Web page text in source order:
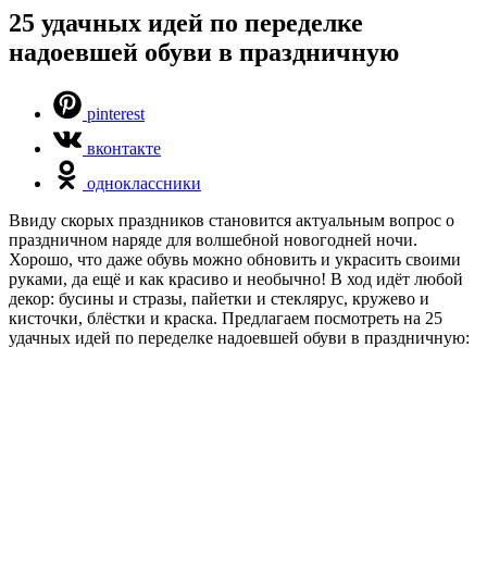
25 удачных идей по переделке
надоевшей обуви в праздничную
pinterest
вконтакте
одноклассники
Ввиду скорых праздников становится актуальным вопрос о
праздничном наряде для волшебной новогодней ночи.
Хорошо, что даже обувь можно обновить и украсить своими
руками, да ещё и как красиво и необычно! В ход идёт любой
декор: бусины и стразы, пайетки и стеклярус, кружево и
кисточки, блёстки и краска. Предлагаем посмотреть на 25
удачных идей по переделке надоевшей обуви в праздничную: